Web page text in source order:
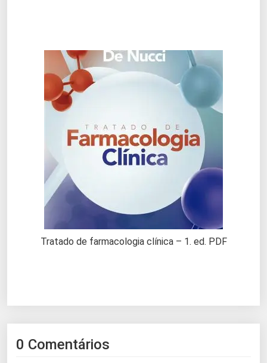
Tratado de farmacologia clínica – 1. ed. PDF
0 Comentários